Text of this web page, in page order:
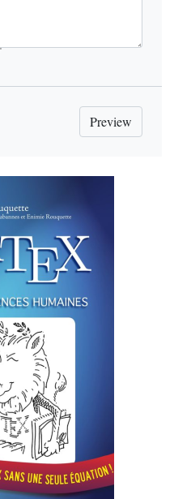
do livro segundo da
parte do livro
que compreende a
primeiro}
principal de todo
\\ Capítulo
seguiremos,
desta obra, a ordem
sua
Limitados que
de tempo,
as terras
Ásia e Europa,
com mais pormenor
esta,
Deus quiser, até ao
a divisão segundo a
repartem o mundo em
ou ainda
os físicos dividem
em região etérea e
limitar-nos-emos a